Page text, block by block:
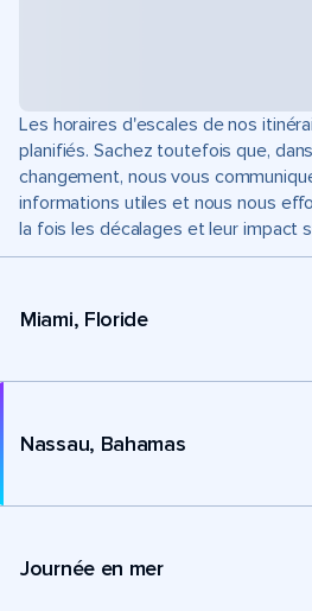
Les horaires d'escales de nos
planifiés. Sachez toutefois que,
changement, nous vous
informations utiles et nous nous
la fois les décalages et leur impact
Miami, Floride
Nassau, Bahamas
Journée en mer